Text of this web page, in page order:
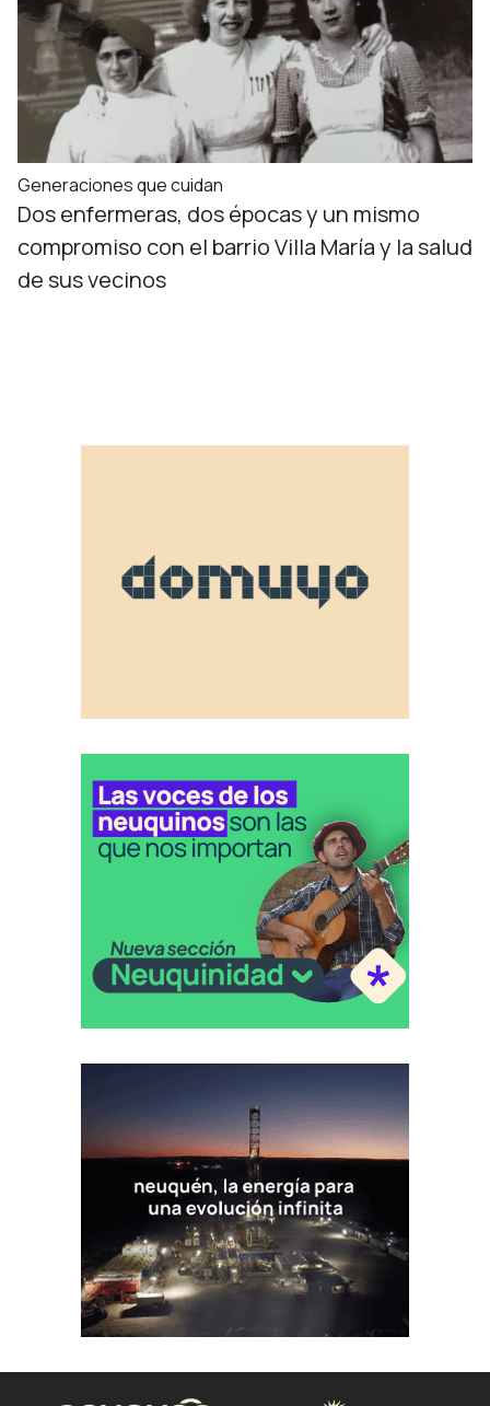
Generaciones que cuidan
Dos enfermeras, dos épocas y un mismo
compromiso con el barrio Villa María y la salud
de sus vecinos